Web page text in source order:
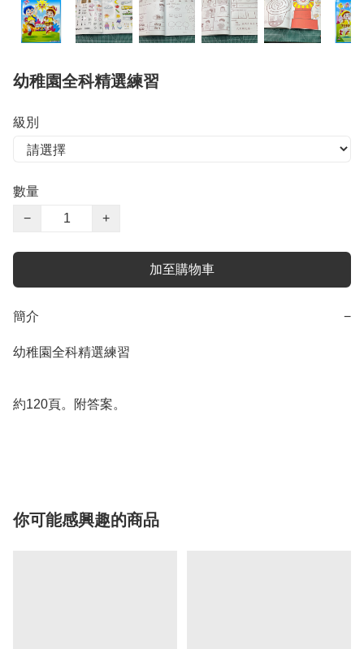
幼稚園全科精選練習
級別
數量
−
+
加至購物車
簡介 −
幼稚園全科精選練習
約120頁。附答案。
你可能感興趣的商品